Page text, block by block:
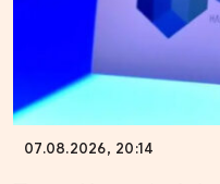
07.08.2026, 20:14